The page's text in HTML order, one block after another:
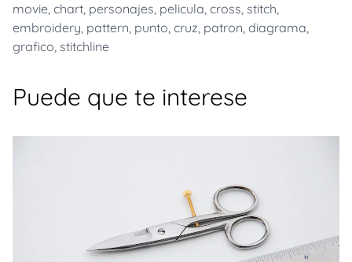
movie, chart, personajes, pelicula, cross, stitch,
embroidery, pattern, punto, cruz, patron, diagrama,
grafico, stitchline
Puede que te interese